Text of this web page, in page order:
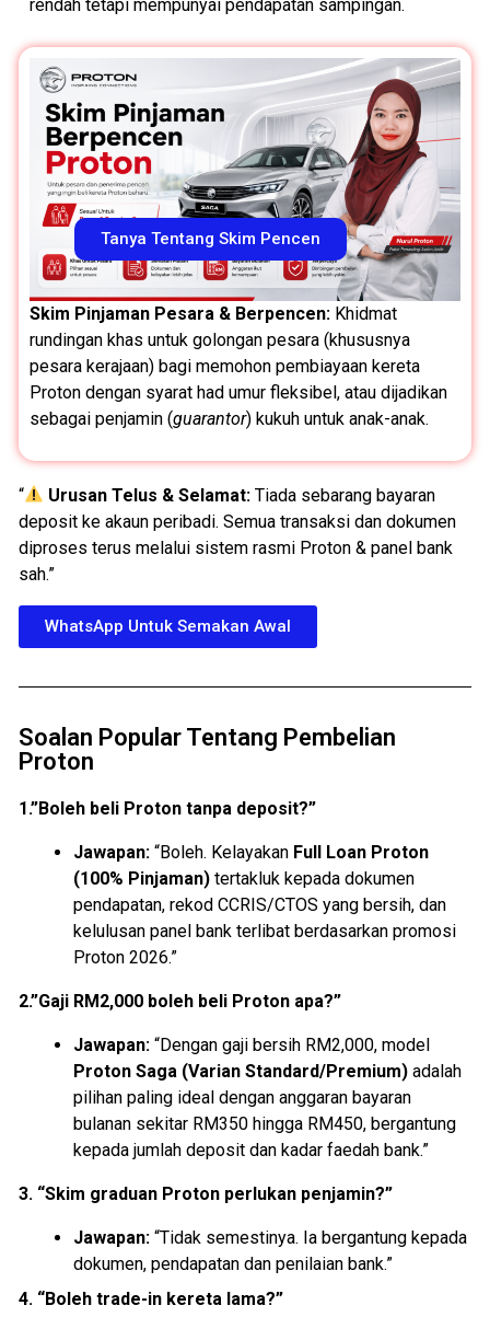
rendah tetapi mempunyai pendapatan sampingan.
Tanya Tentang Skim Pencen
Skim Pinjaman Pesara & Berpencen:Khidmat
rundingan khas untuk golongan pesara (khususnya
pesara kerajaan) bagi memohon pembiayaan kereta
Proton dengan syarat had umur fleksibel, atau dijadikan
sebagai penjamin (guarantor) kukuh untuk anak-anak.
“ Urusan Telus & Selamat:Tiada sebarang bayaran
deposit ke akaun peribadi. Semua transaksi dan dokumen
diproses terus melalui sistem rasmi Proton & panel bank
sah.”
WhatsApp Untuk Semakan Awal
Soalan Popular Tentang Pembelian
Proton
1.”Boleh beli Proton tanpa deposit?”
Jawapan:“Boleh. Kelayakan Full Loan Proton
(100% Pinjaman)tertakluk kepada dokumen
pendapatan, rekod CCRIS/CTOS yang bersih, dan
kelulusan panel bank terlibat berdasarkan promosi
Proton 2026.”
2.”Gaji RM2,000 boleh beli Proton apa?”
Jawapan:“Dengan gaji bersih RM2,000, model
Proton Saga (Varian Standard/Premium)adalah
pilihan paling ideal dengan anggaran bayaran
bulanan sekitar RM350 hingga RM450, bergantung
kepada jumlah deposit dan kadar faedah bank.”
3. “Skim graduan Proton perlukan penjamin?”
Jawapan:“Tidak semestinya. Ia bergantung kepada
dokumen, pendapatan dan penilaian bank.”
4. “Boleh trade-in kereta lama?”